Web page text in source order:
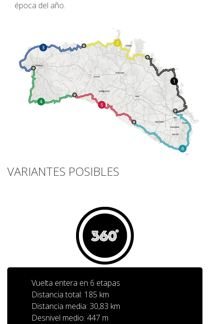
8 ETAPAS
6 ETAPAS
SELECCIÓN DE ETAPAS
RUTA POR EL INTERIOR
TRAIL RUNNING
época del año.
VARIANTES POSIBLES
Vuelta entera en 6 etapas
Distancia total: 185 km
Distancia media: 30,83 km
Desnivel medio: 447 m